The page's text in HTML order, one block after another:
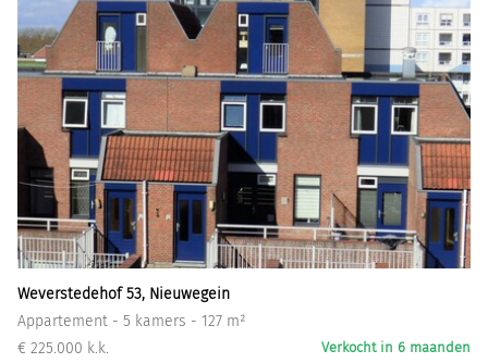
Weverstedehof 53, Nieuwegein
Appartement - 5 kamers - 127 m²
€ 225.000 k.k.
Verkocht in 6 maanden